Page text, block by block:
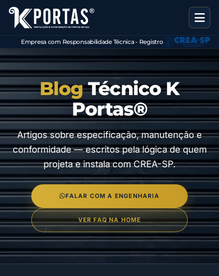
Empresa com Responsabilidade Técnica - RegistroCREA
BlogTécnico K
Portas®
Artigos sobre especificação, manutenção e
conformidade — escritos pela lógica de quem
projeta e instala com CREA-SP.
FALAR COM A ENGENHARIA
VER FAQ NA HOME